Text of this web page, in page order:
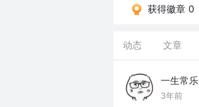
获得徽章 0
动态 文章
一生常乐
3年前